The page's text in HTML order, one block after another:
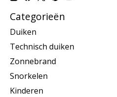
Categorieën
Duiken
Technisch duiken
Zonnebrand
Snorkelen
Kinderen